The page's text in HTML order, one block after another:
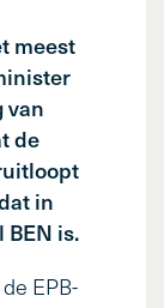
meest
van
de
in
is.
EPB-